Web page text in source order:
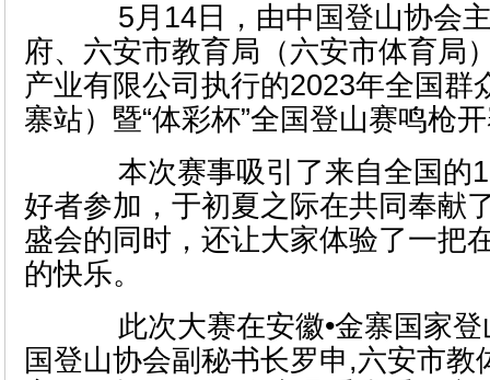
5月14日，由中国登山协会主
府、六安市教育局（六安市体育局
产业有限公司执行的2023年全国群
寨站）暨“体彩杯”全国登山赛鸣枪
本次赛事吸引了来自全国的
好者参加，于初夏之际在共同奉献
盛会的同时，还让大家体验了一把
的快乐。
此次大赛在安徽•金寨国家登
国登山协会副秘书长罗申,六安市教